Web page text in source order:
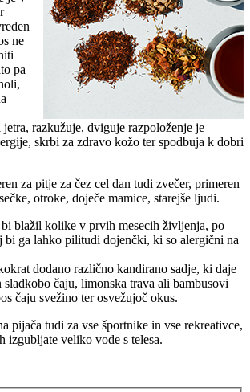
ne
pa
razkužuje, dviguje razpoloženje je
skrbi za zdravo kožo ter spodbuja k dobri
za pitje za čez cel dan tudi zvečer, primeren
otroke, doječe mamice, starejše ljudi.
blažil kolike v prvih mesecih življenja, po
bi ga lahko pilitudi dojenčki, ki so alergični na
dodano različno kandirano sadje, ki daje
sladkobo čaju, limonska trava ali bambusovi
čaju svežino ter osvežujoč okus.
pijača tudi za vse športnike in vse rekreativce,
izgubljate veliko vode s telesa.